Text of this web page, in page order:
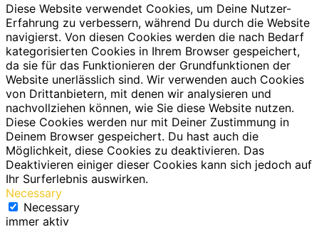
Diese Website verwendet Cookies, um Deine Nutzer-
Erfahrung zu verbessern, während Du durch die Website
navigierst. Von diesen Cookies werden die nach Bedarf
kategorisierten Cookies in Ihrem Browser gespeichert,
da sie für das Funktionieren der Grundfunktionen der
Website unerlässlich sind. Wir verwenden auch Cookies
von Drittanbietern, mit denen wir analysieren und
nachvollziehen können, wie Sie diese Website nutzen.
Diese Cookies werden nur mit Deiner Zustimmung in
Deinem Browser gespeichert. Du hast auch die
Möglichkeit, diese Cookies zu deaktivieren. Das
Deaktivieren einiger dieser Cookies kann sich jedoch auf
Ihr Surferlebnis auswirken.
Necessary
Necessary
immer aktiv